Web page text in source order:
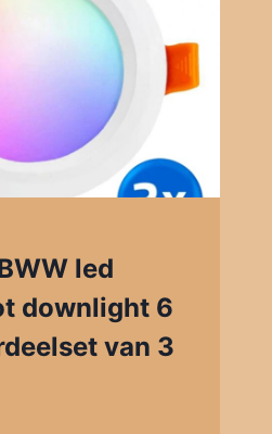
led
downlight 6
van 3